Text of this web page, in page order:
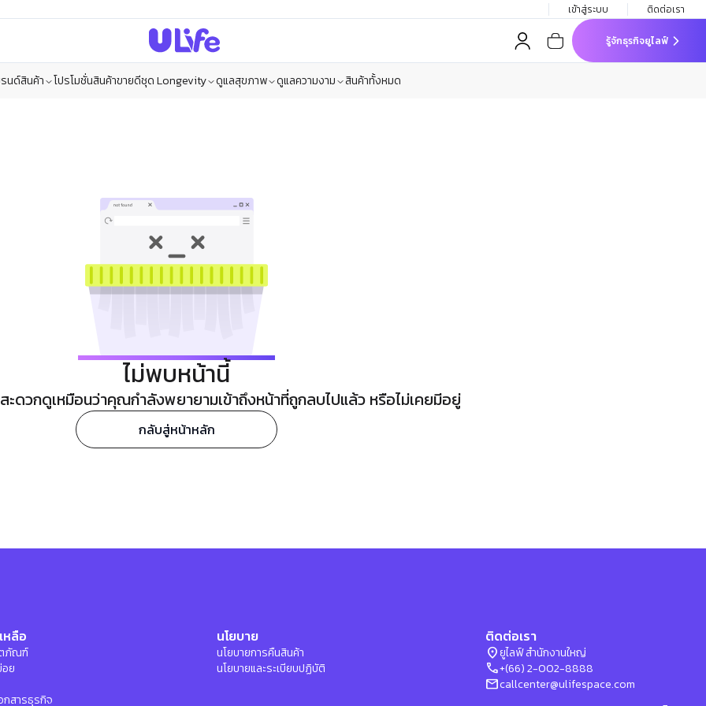
เข้าสู่ระบบ ติดต่อเรา
รู้จักธุรกิจยูไลฟ์
นด์สินค้า โปรโมชั่นสินค้าขายดีชุด Longevity ดูแลสุขภาพ ดูแลความงาม สินค้าทั้งหมด
ไม่พบหน้านี้
ะดวกดูเหมือนว่าคุณกำลังพยายามเข้าถึงหน้าที่ถูกลบไปแล้ว หรือไม่เคยมีอยู่
กลับสู่หน้าหลัก
หลือ
ภัณฑ์
ย
กสารธุรกิจ
นโยบาย
นโยบายการคืนสินค้า
นโยบายและระเบียบปฏิบัติ
ติดต่อเรา
location_onยูไลฟ์ สำนักงานใหญ่
phone+(66) 2-002-8888
mailcallcenter@ulifespace.com